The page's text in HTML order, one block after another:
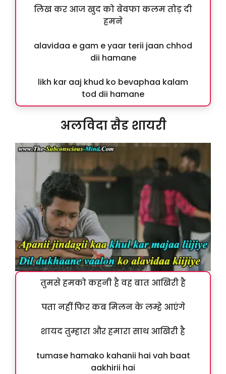
लिख कर आज खुद को बेवफा कलम तोड़ दी
हमने
alavidaa e gam e yaar terii jaan chhod
dii hamane
likh kar aaj khud ko bevaphaa kalam
tod dii hamane
अलविदा सैड शायरी
तुमसे हमको कहनी है वह बात आखिरी है
पता नहीं फिर कब मिलन के लम्हे आएंगे
शायद तुम्हारा और हमारा साथ आखिरी है
tumase hamako kahanii hai vah baat
aakhirii hai